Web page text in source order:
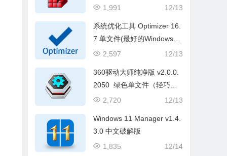
器)
12/13
1,991
系统优化工具 Optimizer 16.
7 单文件(最好的Windows优
化器)
12/13
2,597
360驱动大师纯净版 v2.0.0.
2050 绿色单文件（轻巧版 /
网卡版）
12/13
2,720
Windows 11 Manager v1.4.
3.0 中文破解版
12/14
1,835